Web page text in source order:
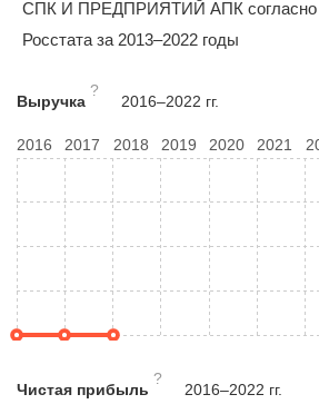
СПК И ПРЕДПРИЯТИЙ АПК
Росстата за 2013–2022 годы
Выручка
?
2016–2022 гг.
2016 2017 2018 2019 2020 2021
Чистая прибыль
?
2016–2022 гг.